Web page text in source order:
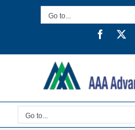
Go to...
Go to...